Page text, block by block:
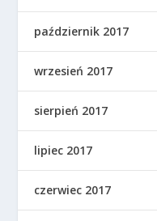
październik 2017
wrzesień 2017
sierpień 2017
lipiec 2017
czerwiec 2017